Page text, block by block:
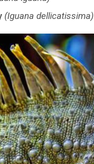
(Iguana dellicatissima)